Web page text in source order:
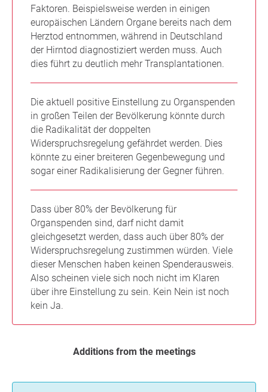
Faktoren. Beispielsweise werden in einigen
europäischen Ländern Organe bereits nach dem
Herztod entnommen, während in Deutschland
der Hirntod diagnostiziert werden muss. Auch
dies führt zu deutlich mehr Transplantationen.
Die aktuell positive Einstellung zu Organspenden
in großen Teilen der Bevölkerung könnte durch
die Radikalität der doppelten
Widerspruchsregelung gefährdet werden. Dies
könnte zu einer breiteren Gegenbewegung und
sogar einer Radikalisierung der Gegner führen.
Dass über 80% der Bevölkerung für
Organspenden sind, darf nicht damit
gleichgesetzt werden, dass auch über 80% der
Widerspruchsregelung zustimmen würden. Viele
dieser Menschen haben keinen Spenderausweis.
Also scheinen viele sich noch nicht im Klaren
über ihre Einstellung zu sein. Kein Nein ist noch
kein Ja.
Additions from the meetings